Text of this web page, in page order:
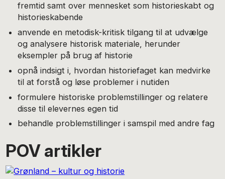
fremtid samt over mennesket som historieskabt og
historieskabende
anvende en metodisk-kritisk tilgang til at udvælge
og analysere historisk materiale, herunder
eksempler på brug af historie
opnå indsigt i, hvordan historiefaget kan medvirke
til at forstå og løse problemer i nutiden
formulere historiske problemstillinger og relatere
disse til elevernes egen tid
behandle problemstillinger i samspil med andre fag
POV artikler